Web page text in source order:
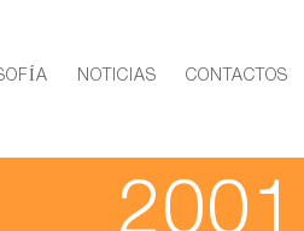
NOTICIAS CONTACTOS
2001